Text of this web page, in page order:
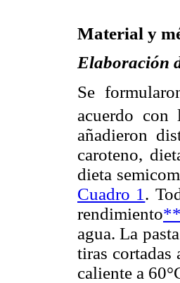
Material y
Elaboración
Se
acuerdo con
añadieron
caroteno,
dieta
Cuadro 1 .
rendimiento
agua. La
tiras
caliente a